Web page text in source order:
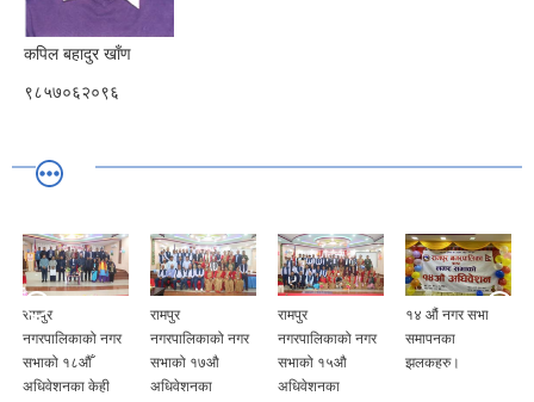
कपिल बहादुर खाँण
९८५७०६२०९६
रामपुर
नगरपालिकाको नगर
सभाको १८औँ
अधिवेशनका केही
रामपुर
नगरपालिकाको नगर
सभाको १७औ
अधिवेशनका
रामपुर
नगरपालिकाको नगर
सभाको १५औ
अधिवेशनका
१४ औं नगर सभा
समापनका
झलकहरु।